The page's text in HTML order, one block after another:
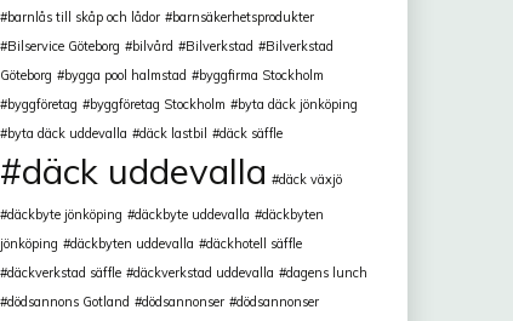
barnlås till skåp och lådor
barnsäkerhetsprodukter
Bilservice Göteborg
bilvård Bilverkstad
Bilverkstad
Göteborg
bygga pool halmstad
byggfirma Stockholm
byggföretag
byggföretag Stockholm
byta däck jönköping
byta däck uddevalla
däck lastbil däck säffle
däck uddevalla däck växjö
däckbyte jönköping däckbyte uddevalla
däckbyten
jönköping
däckbyten uddevalla
däckhotell säffle
däckverkstad säffle
däckverkstad uddevalla
dagens lunch
dödsannons Gotland
dödsannonser
dödsannonser